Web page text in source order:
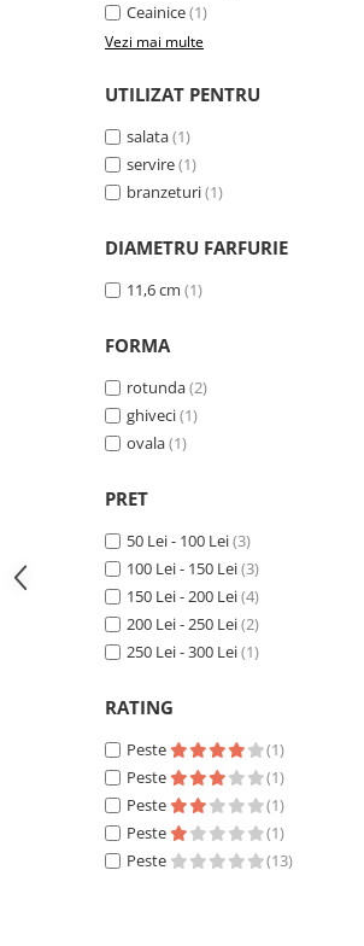
Ceainice(1)
Vezi mai multe
UTILIZAT PENTRU
salata(1)
servire(1)
branzeturi(1)
DIAMETRU FARFURIE
11,6 cm (1)
FORMA
rotunda(2)
ghiveci(1)
ovala(1)
PRET
50 Lei - 100 Lei(3)
100 Lei - 150 Lei(3)
150 Lei - 200 Lei(4)
200 Lei - 250 Lei(2)
250 Lei - 300 Lei(1)
RATING
Peste
(1)
Peste
(1)
Peste
(1)
Peste
(1)
Peste
(13)